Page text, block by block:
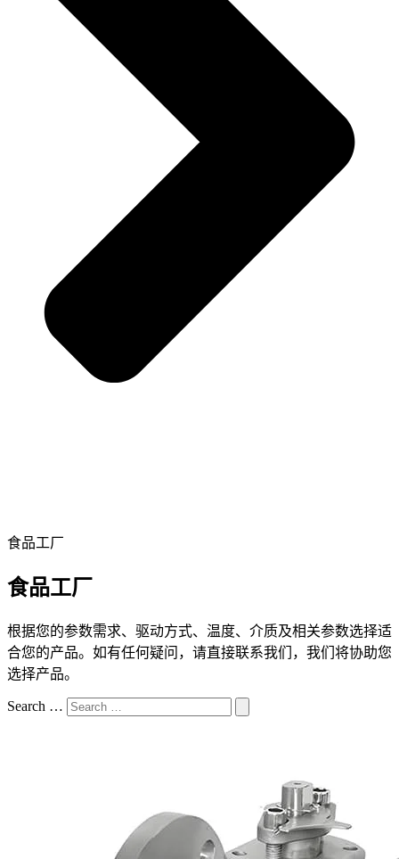
食品工厂
食品工厂
根据您的参数需求、驱动方式、温度、介质及相关参数选择适
合您的产品。如有任何疑问，请直接联系我们，我们将协助您
选择产品。
Search …